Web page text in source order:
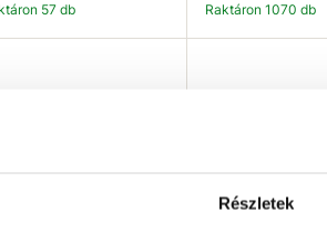
Részletek
57 db
Raktáron 1070 db